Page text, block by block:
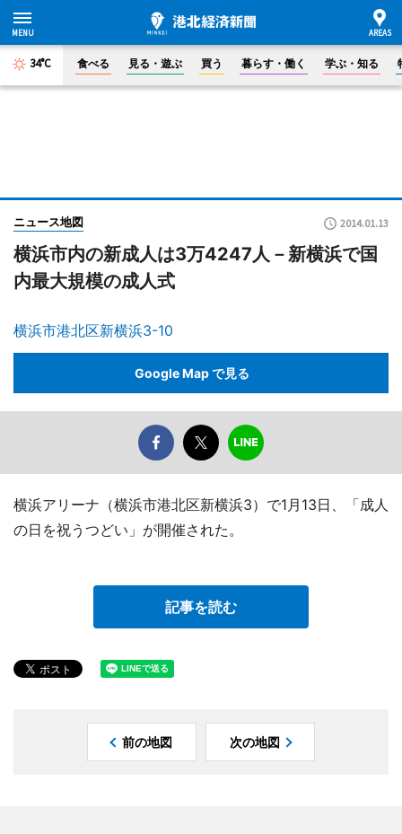
34°C 食べる 見る・遊ぶ 買う 暮らす・働く 学ぶ・知る
ニュース地図 2014.01.13
横浜市内の新成人は3万4247人－新横浜で国
内最大規模の成人式
横浜市港北区新横浜3-10
Google Map で見る
横浜アリーナ（横浜市港北区新横浜3）で1月13日、「成人
の日を祝うつどい」が開催された。
記事を読む
前の地図 次の地図